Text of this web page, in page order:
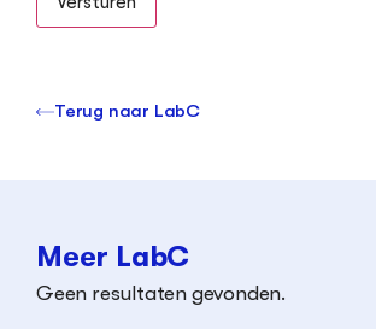
Terug naar LabC
Meer LabC
Geen resultaten gevonden.